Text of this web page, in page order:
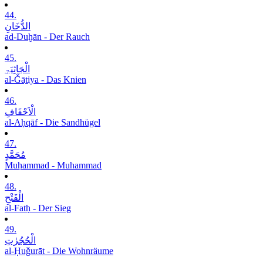
44.
الدُّخَانِ
ad-Duḫān - Der Rauch
45.
الْجَاثِیَۃِ
al-Ǧāṯiya - Das Knien
46.
الْاَحْقَافِ
al-Aḥqāf - Die Sandhügel
47.
مُحَمَّدٍ
Muḥammad - Muhammad
48.
الْفَتْحِ
al-Fatḥ - Der Sieg
49.
الْحُجُرٰتِ
al-Ḥuǧurāt - Die Wohnräume